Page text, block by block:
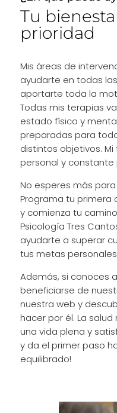
Tu
prioridad
Mis áreas de
ayudarte en todas
aportarte toda la
Todas mis terapias
estado físico y
preparadas para
distintos objetivos.
personal y constante
No esperes más
Programa tu primera
y comienza tu
Psicología Tres
ayudarte a superar
tus metas
Además, si conoces
beneficiarse de
nuestra web y
hacer por él. La
una vida plena y
y da el primer paso
equilibrado!